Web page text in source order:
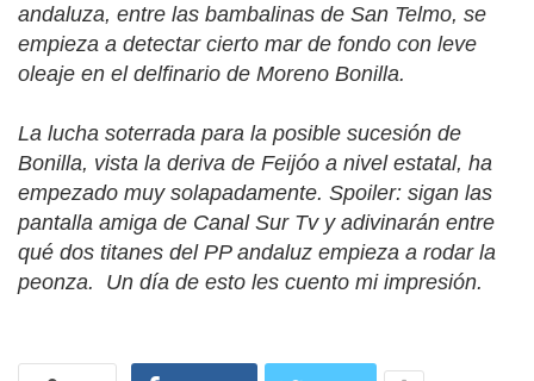
andaluza, entre las bambalinas de San Telmo, se
empieza a detectar cierto mar de fondo con leve
oleaje en el delfinario de Moreno Bonilla.
La lucha soterrada para la posible sucesión de
Bonilla, vista la deriva de Feijóo a nivel estatal, ha
empezado muy solapadamente. Spoiler: sigan las
pantalla amiga de Canal Sur Tv y adivinarán entre
qué dos titanes del PP andaluz empieza a rodar la
peonza. Un día de esto les cuento mi impresión.